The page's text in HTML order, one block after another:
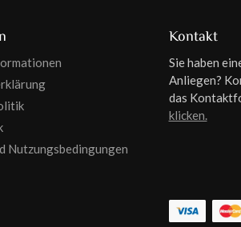
Nutzungsbedingungen
Kontakt
Sie haben
Anliegen?
das
klicken.